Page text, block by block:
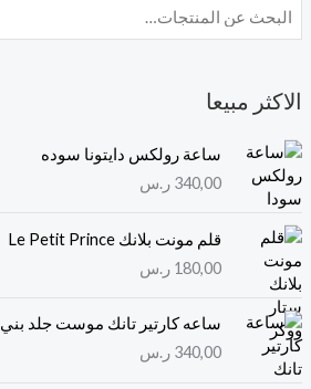
الاكثر مبيعا
ساعة رولكس دايتونا سوده
340,00 ر.س
قلم مونت بلانك Le Petit Prince
180,00 ر.س
ساعه كارتير تانك موست جلد بني
340,00 ر.س